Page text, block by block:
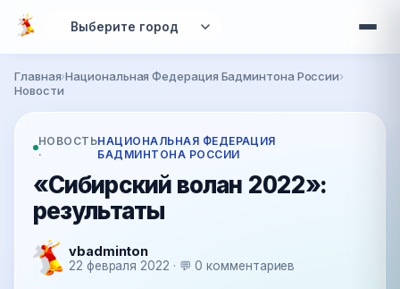
Перейти к основному содержанию
Вы здесь
Главная›Национальная Федерация Бадминтона России›
Новости
НОВОСТЬ
·
НАЦИОНАЛЬНАЯ ФЕДЕРАЦИЯ
БАДМИНТОНА РОССИИ
«Сибирский волан 2022»:
результаты
vbadminton
22 февраля 2022 · 💬 0 комментариев